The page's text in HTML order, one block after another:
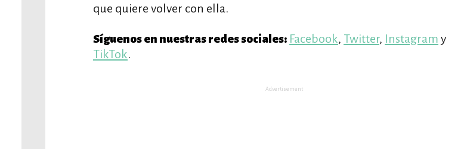
que quiere volver con ella.
Síguenos en nuestras redes sociales: Facebook, Twitter, Instagram y
TikTok.
Advertisement